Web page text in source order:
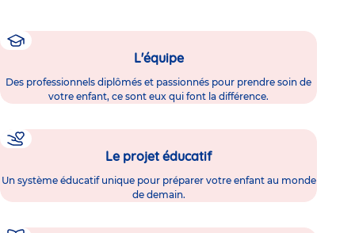
L'équipe
Des professionnels diplômés et passionnés pour prendre soin de
votre enfant, ce sont eux qui font la différence.
Le projet éducatif
Un système éducatif unique pour préparer votre enfant au monde
de demain.